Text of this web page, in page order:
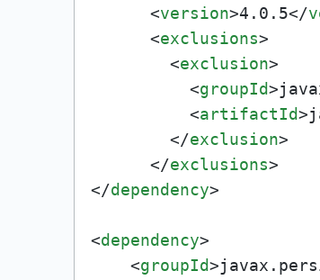
<version>4.0.5</
<exclusions>
<exclusion>
<groupId>
<artifactId>
</exclusion>
</exclusions>
</dependency>
<dependency>
<groupId>